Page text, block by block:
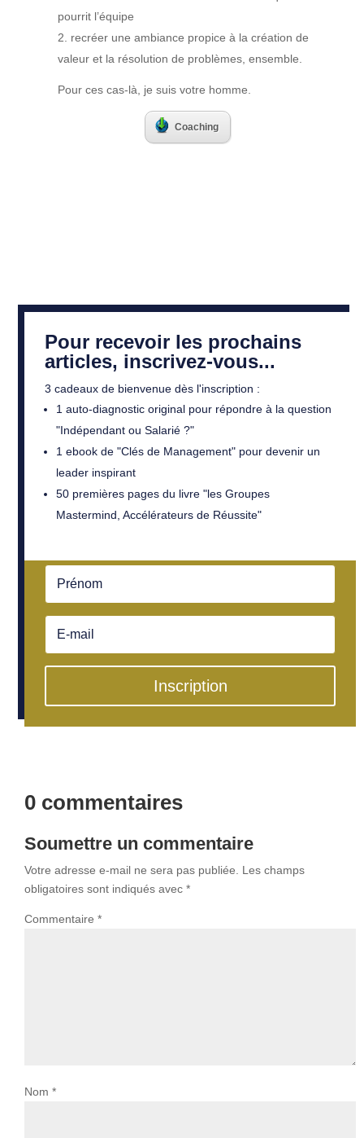
pourrit l’équipe
recréer une ambiance propice à la création de
valeur et la résolution de problèmes, ensemble.
Pour ces cas-là, je suis votre homme.
Coaching
Pour recevoir les prochains
articles, inscrivez-vous...
3 cadeaux de bienvenue dès l'inscription :
1 auto-diagnostic original pour répondre à la question
"Indépendant ou Salarié ?"
1 ebook de "Clés de Management" pour devenir un
leader inspirant
50 premières pages du livre "les Groupes
Mastermind, Accélérateurs de Réussite"
Inscription
0 commentaires
Soumettre un commentaire
Votre adresse e-mail ne sera pas publiée.
Les champs
obligatoires sont indiqués avec *
Commentaire *
Nom *